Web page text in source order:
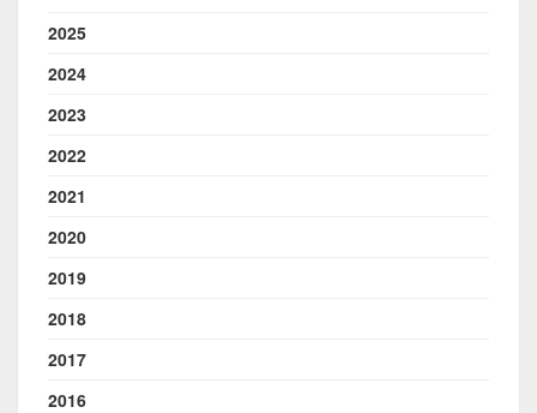
2025
2024
2023
2022
2021
2020
2019
2018
2017
2016